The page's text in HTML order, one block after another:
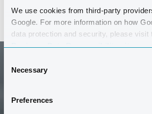
We use cookies from third-party
Google. For more information on how
data protection and security, please visit
Business Data Responsibility site.
Selection
Necessary
Preferences